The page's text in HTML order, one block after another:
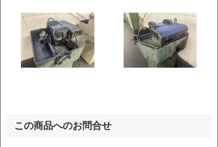
この商品へのお問合せ